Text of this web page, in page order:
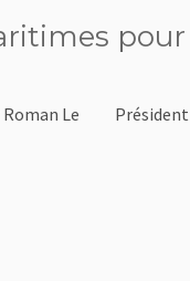
Le
Président